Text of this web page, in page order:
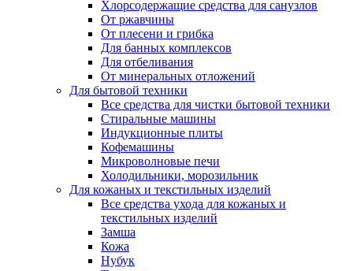
Хлорсодержащие средства для санузлов
От ржавчины
От плесени и грибка
Для банных комплексов
Для отбеливания
От минеральных отложений
Для бытовой техники
Все средства для чистки бытовой техники
Стиральные машины
Индукционные плиты
Кофемашины
Микроволновые печи
Холодильники, морозильник
Для кожаных и текстильных изделий
Все средства ухода для кожаных и
текстильных изделий
Замша
Кожа
Нубук